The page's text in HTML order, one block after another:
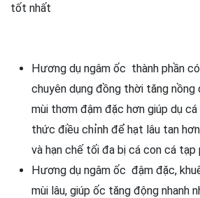
tốt nhất
Hương dụ ngâm ốc thành phần
chuyên dụng đồng thời tăng nồng
mùi thơm đậm đặc hơn giúp dụ cá
thức điều chỉnh để hạt lâu tan
và hạn chế tối đa bị cá con cá tạp
Hương dụ ngâm ốc đậm đặc,
mùi lâu, giúp ốc tăng động nhanh